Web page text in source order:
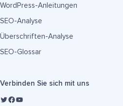
WordPress-Anleitungen
SEO-Analyse
Überschriften-Analyse
SEO-Glossar
Verbinden Sie sich mit uns